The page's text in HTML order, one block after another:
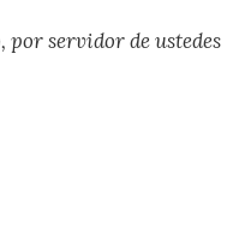
por servidor de ustedes